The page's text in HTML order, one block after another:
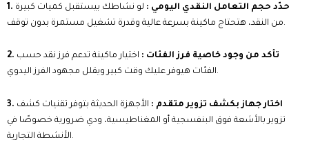
1. حدّد حجم التعامل النقدي اليومي : لو نشاطك بيستقبل كميات كبيرة
من النقد، هتحتاج ماكينة بسرعة عالية وقدرة تشغيل مستمرة بدون توقف.
2. تأكد من وجود خاصية فرز الفئات : اختيار ماكينة تدعم فرز نقد حسب
الفئات هيوفر عليك وقت كبير ويقلل مجهود الفرز اليدوي.
3. اختار جهاز بكشف تزوير متقدم : الأجهزة الحديثة بتوفر تقنيات كشف
تزوير بالأشعة فوق البنفسجية أو المغناطيسية، ودي ضرورية خصوصًا في
الأنشطة التجارية.